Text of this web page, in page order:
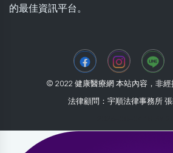
的最佳資訊平台。
© 2022 健康醫療網 本站內容，非
法律顧問：宇順法律事務所